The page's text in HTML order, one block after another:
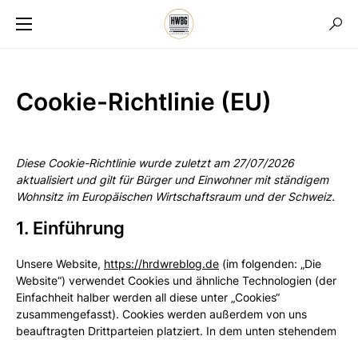
Cookie-Richtlinie (EU)
Diese Cookie-Richtlinie wurde zuletzt am 27/07/2026
aktualisiert und gilt für Bürger und Einwohner mit ständigem
Wohnsitz im Europäischen Wirtschaftsraum und der Schweiz.
1. Einführung
Unsere Website, https://hrdwreblog.de (im folgenden: „Die
Website“) verwendet Cookies und ähnliche Technologien (der
Einfachheit halber werden all diese unter „Cookies“
zusammengefasst). Cookies werden außerdem von uns
beauftragten Drittparteien platziert. In dem unten stehendem